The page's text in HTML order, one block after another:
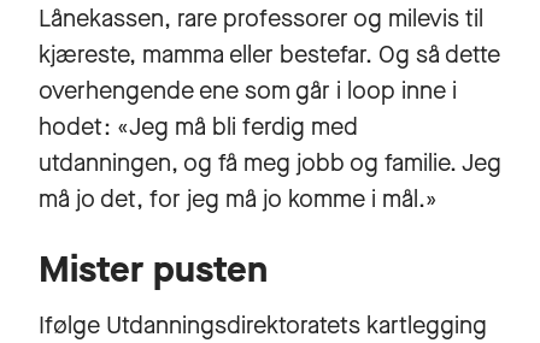
Lånekassen, rare professorer og milevis til
kjæreste, mamma eller bestefar. Og så dette
overhengende ene som går i loop inne i
hodet: «Jeg må bli ferdig med
utdanningen, og få meg jobb og familie. Jeg
må jo det, for jeg må jo komme i mål.»
Mister pusten
Ifølge Utdanningsdirektoratets kartlegging